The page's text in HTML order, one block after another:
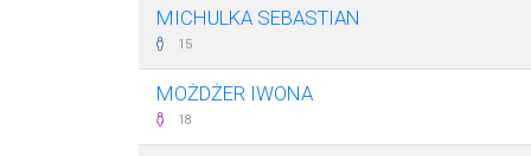
MICHULKA SEBASTIAN
15
MOŻDŻER IWONA
18